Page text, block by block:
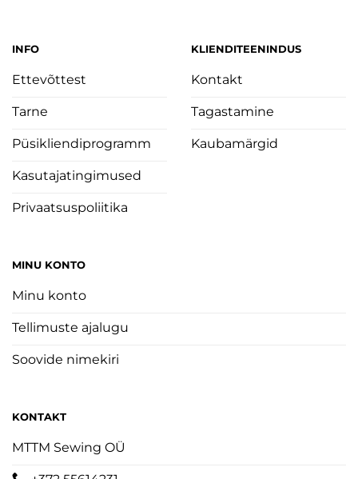
INFO
Ettevõttest
Tarne
Püsikliendiprogramm
Kasutajatingimused
Privaatsuspoliitika
KLIENDITEENINDUS
Kontakt
Tagastamine
Kaubamärgid
MINU KONTO
Minu konto
Tellimuste ajalugu
Soovide nimekiri
KONTAKT
MTTM Sewing OÜ